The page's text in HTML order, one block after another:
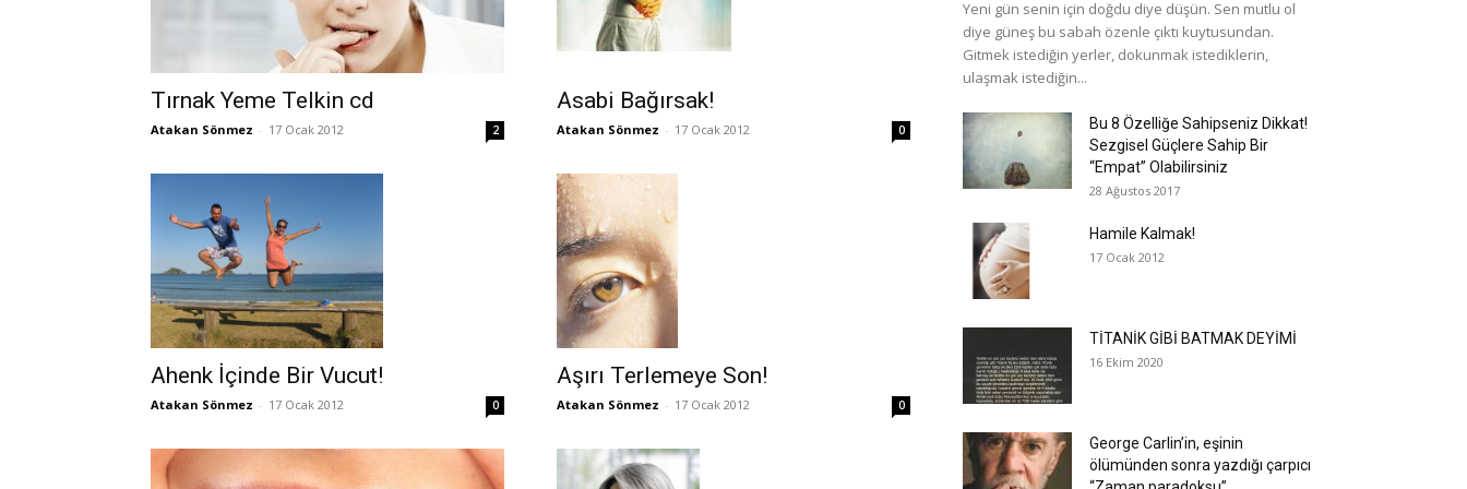
Tırnak Yeme Telkin cd
Atakan Sönmez - 17 Ocak 2012 2
Asabi Bağırsak!
Atakan Sönmez - 17 Ocak 2012 0
Ahenk İçinde Bir Vucut!
Atakan Sönmez - 17 Ocak 2012 0
Aşırı Terlemeye Son!
Atakan Sönmez - 17 Ocak 2012 0
Yeni gün senin için doğdu diye düşün. Sen mutlu ol
diye güneş bu sabah özenle çıktı kuytusundan.
Gitmek istediğin yerler, dokunmak istediklerin,
ulaşmak istediğin...
Bu 8 Özelliğe Sahipseniz Dikkat!
Sezgisel Güçlere Sahip Bir
“Empat” Olabilirsiniz
28 Ağustos 2017
Hamile Kalmak!
17 Ocak 2012
TİTANİK GİBİ BATMAK DEYİMİ
16 Ekim 2020
George Carlin’in, eşinin
ölümünden sonra yazdığı çarpıcı